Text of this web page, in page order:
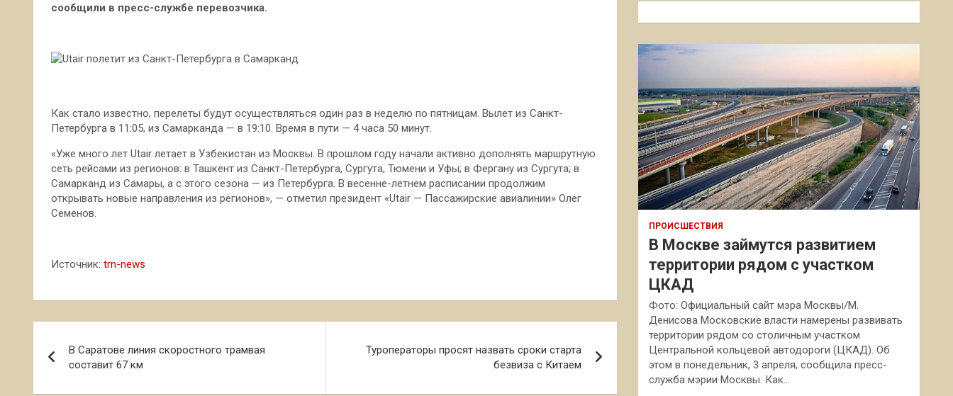
сообщили в пресс-службе перевозчика.
Как стало известно, перелеты будут осуществляться один раз в неделю по пятницам. Вылет из Санкт-
Петербурга в 11:05, из Самарканда — в 19:10. Время в пути — 4 часа 50 минут.
«Уже много лет Utair летает в Узбекистан из Москвы. В прошлом году начали активно дополнять маршрутную
сеть рейсами из регионов: в Ташкент из Санкт-Петербурга, Сургута, Тюмени и Уфы; в Фергану из Сургута; в
Самарканд из Самары, а с этого сезона — из Петербурга. В весенне-летнем расписании продолжим
открывать новые направления из регионов», — отметил президент «Utair — Пассажирские авиалинии» Олег
Семенов.
Источник: trn-news
по
В Саратове линия скоростного трамвая
составит 67 км
Туроператоры просят назвать сроки старта
безвиза с Китаем
к
ПРОИСШЕСТВИЯ
В Москве займутся развитием
территории рядом с участком
ЦКАД
Фото: Официальный сайт мэра Москвы/М.
Денисова Московские власти намерены развивать
территории рядом со столичным участком
Центральной кольцевой автодороги (ЦКАД). Об
этом в понедельник, 3 апреля, сообщила пресс-
служба мэрии Москвы. Как…